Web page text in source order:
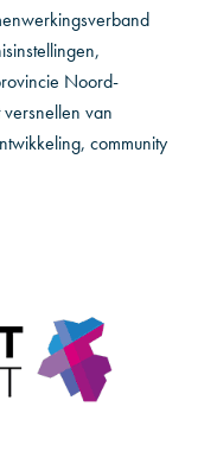
Noord-
van
community